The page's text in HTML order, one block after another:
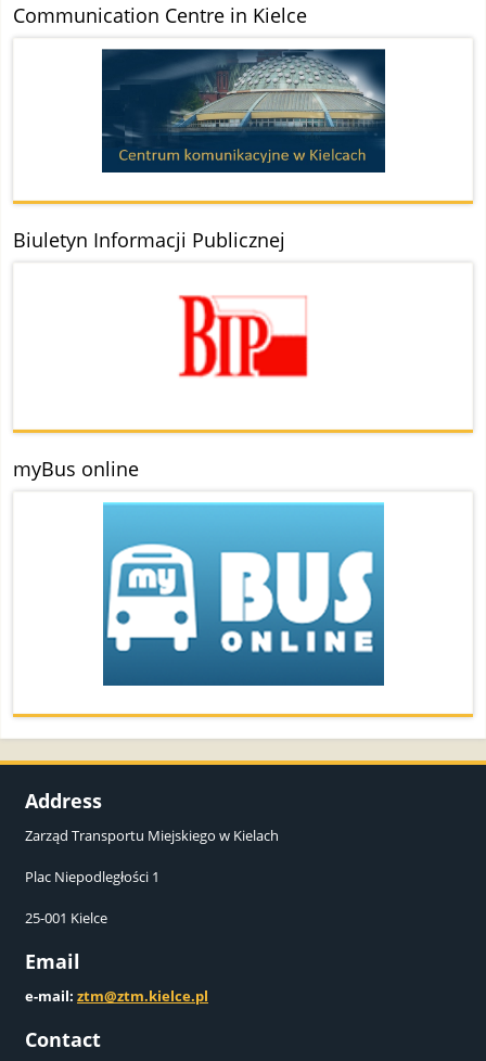
Communication Centre in Kielce
Biuletyn Informacji Publicznej
myBus online
Address
Zarząd Transportu Miejskiego w Kielach
Plac Niepodległości 1
25-001 Kielce
Email
e-mail: ztm@ztm.kielce.pl
Contact